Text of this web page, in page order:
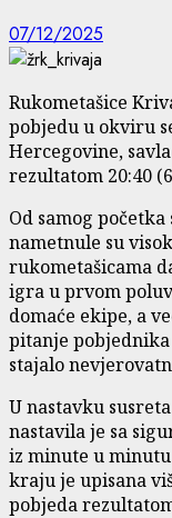
07/12/2025
Rukometašice
pobjedu u okviru
Hercegovine,
rezultatom 20:40
Od samog
nametnule su
rukometašicama
igra u prvom
domaće ekipe, a
pitanje
stajalo
U nastavku
nastavila je sa
iz minute u
kraju je upisana
pobjeda